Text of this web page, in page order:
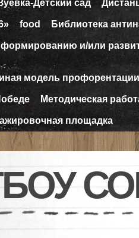
Детский сад
food Библиотека
формированию и/или
модель
Методическая
площадка